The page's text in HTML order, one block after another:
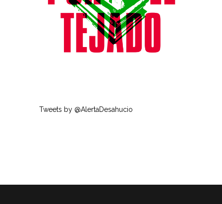
Tweets by @AlertaDesahucio